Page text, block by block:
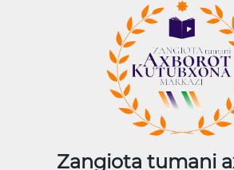
Zangiota tumani